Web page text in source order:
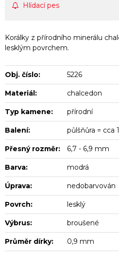
Hlídací pes
Korálky z přírodního minerálu
lesklým povrchem.
Obj. číslo: 5226
Materiál: chalcedon
Typ kamene: přírodní
Balení: půlšňůra = cca
Přesný rozměr: 6,7 - 6,9 mm
Barva: modrá
Úprava: nedobarvován
Povrch: lesklý
Výbrus: broušené
Průměr dírky: 0,9 mm